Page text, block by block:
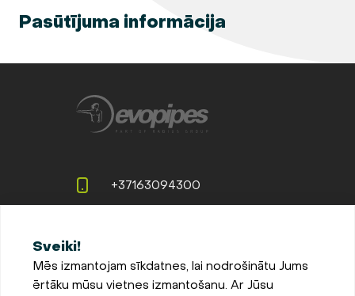
Pasūtījuma informācija
Sveiki!
Mēs izmantojam sīkdatnes, lai nodrošinātu Jums
ērtāku mūsu vietnes izmantošanu. Ar Jūsu
+37163094300
LV-3002, Latvija